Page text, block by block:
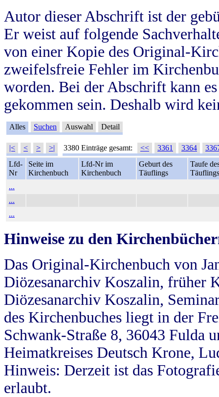
Autor dieser Abschrift ist der
Er weist auf folgende
von einer Kopie des Original-
zweifelsfreie Fehler im
worden. Bei der Abschrift kann
gekommen sein. Deshalb wird
Alles Suchen Auswahl Detail
|< < > >| 3380 Einträge gesamt: << 3361 3364
Lfd-
Nr
Seite im
Kirchenbuch
Lfd-Nr im
Kirchenbuch
Geburt des
Täuflings
Taufe
Täuflings
...
...
...
Hinweise zu den
Das Original-Kirchenbuch von
Diözesanarchiv Koszalin, früher
Diözesanarchiv Koszalin,
des Kirchenbuches liegt in der
Schwank-Straße 8, 36043 Fulda
Heimatkreises Deutsch Krone,
Hinweis: Derzeit ist das
erlaubt.